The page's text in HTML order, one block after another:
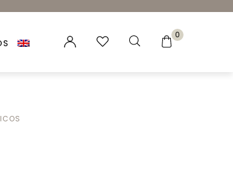
velas y jabones
0